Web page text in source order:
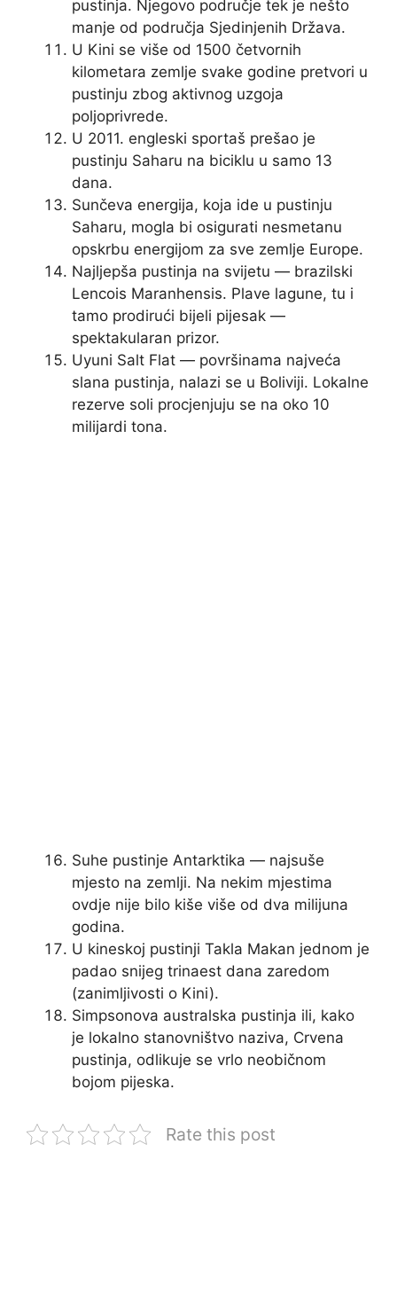
pustinja. Njegovo područje tek je nešto
manje od područja Sjedinjenih Država.
U Kini se više od 1500 četvornih
kilometara zemlje svake godine pretvori u
pustinju zbog aktivnog uzgoja
poljoprivrede.
U 2011. engleski sportaš prešao je
pustinju Saharu na biciklu u samo 13
dana.
Sunčeva energija, koja ide u pustinju
Saharu, mogla bi osigurati nesmetanu
opskrbu energijom za sve zemlje Europe.
Najljepša pustinja na svijetu — brazilski
Lencois Maranhensis. Plave lagune, tu i
tamo prodirući bijeli pijesak —
spektakularan prizor.
Uyuni Salt Flat — površinama najveća
slana pustinja, nalazi se u Boliviji. Lokalne
rezerve soli procjenjuju se na oko 10
milijardi tona.
Suhe pustinje Antarktika — najsuše
mjesto na zemlji. Na nekim mjestima
ovdje nije bilo kiše više od dva milijuna
godina.
U kineskoj pustinji Takla Makan jednom je
padao snijeg trinaest dana zaredom
(zanimljivosti o Kini).
Simpsonova australska pustinja ili, kako
je lokalno stanovništvo naziva, Crvena
pustinja, odlikuje se vrlo neobičnom
bojom pijeska.
Rate this post